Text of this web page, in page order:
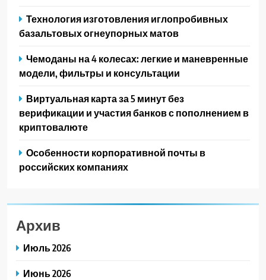
Технология изготовления иглопробивных
базальтовых огнеупорных матов
Чемоданы на 4 колесах: легкие и маневренные
модели, фильтры и консультации
Виртуальная карта за 5 минут без
верификации и участия банков с пополнением в
криптовалюте
Особенности корпоративной почты в
российских компаниях
Архив
Июль 2026
Июнь 2026